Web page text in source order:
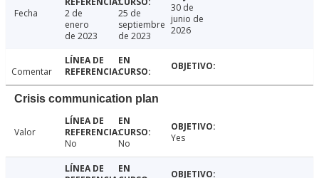
Fecha
2 de
enero
de 2023
25 de
septiembre
de 2023
30 de
junio de
2026
Comentar
Crisis communication plan
Valor
No
No Yes